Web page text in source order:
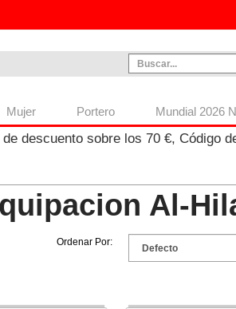
Mujer Portero Mundial 2026
descuento sobre los 70€, Código
Al-
Ordenar Por: